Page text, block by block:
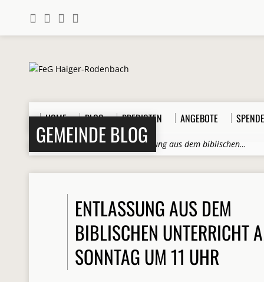
HOME BLOG PREDIGTEN ANGEBOTE
GEMEINDE BLOG
Home> Beiträge > BU>Entlassung aus dem biblischen…
ENTLASSUNG AUS DEM
BIBLISCHEN UNTERRICHT
SONNTAG UM 11 UHR